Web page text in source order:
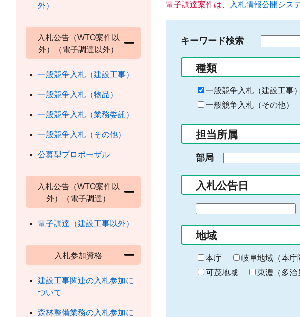
電子調達案件は、 入札情報公開シス
キーワード検索
る
キ
ー
ー
入
力
種類
一般競争入札（建設工事）
一般競争入札（その他）
担当所属
部局
入札公告日
の
始
ま
り
地域
本庁 岐阜地域（本庁
可茂地域
東濃（多治
外）
入札公告（WTO案件以
外）（電子調達以外）
一般競争入札（建設工事）
一般競争入札（物品）
一般競争入札（業務委託）
一般競争入札（その他）
公募型プロポーザル
入札公告（WTO案件以
外）（電子調達）
電子調達（建設工事以外）
入札参加資格
建設工事関連の入札参加に
ついて
森林整備業務の入札参加に